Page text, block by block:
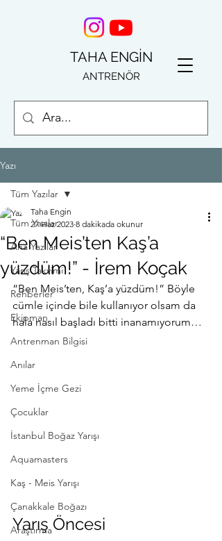
TAHA ENGİN
ANTRENÖR
Yazı
Tüm Yazılar
Ana Yazılar
Yarış Takvimi
Rehberler
Ekipman
Antrenman Bilgisi
Anılar
Yeme İçme Gezi
Çocuklar
İstanbul Boğaz Yarışı
Aquamasters
Kaş - Meis Yarışı
Çanakkale Boğazı
Araştırma
Tüm Yazılar
“Ben Meis’ten Kaş’a
yüzdüm!” - İrem Koçak
Taha Engin
27 Haz 2023 8 dakikada okunur
“Ben Meis’ten, Kaş’a yüzdüm!” Böyle
cümle içinde bile kullanıyor olsam da
hala nasıl başladı bitti inanamıyorum…
Yarış Öncesi